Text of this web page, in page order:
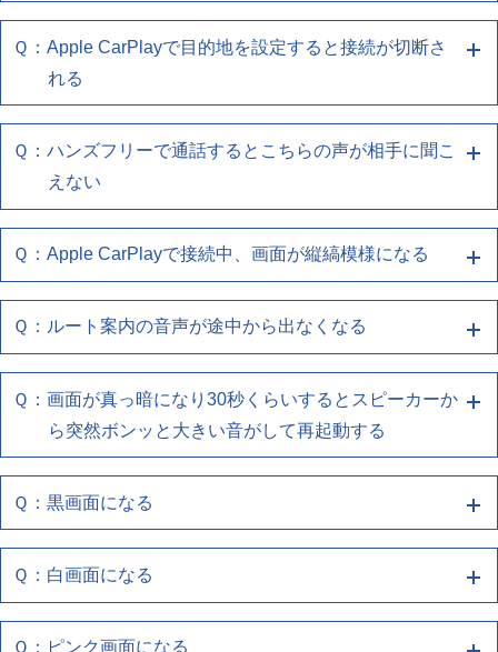
を再度登録しなおしてください
・複数の機器登録をしている場合、切り替わっていな
いか確認してください
認ください
(無線でお使いのお客様)
・iPhoneのCarPlay設定で、ナビゲーションとの接続
を再度登録しなおしてください
・複数の機器登録をしている場合、切り替わっていな
いか確認してください
・使用しているケーブルがスマートフォン同梱品、も
しくはUSB認証取得済み品であるか確認してくださ
い
・Wi-FiやBluetoothが本機と接続されているかをご確
認ください
(無線でお使いのお客様)
・iPhoneのCarPlay設定で、ナビゲーションとの接続
を再度登録しなおしてください
・複数の機器登録をしている場合、切り替わっていな
いか確認してください
・お使いのスマートフォンの再起動をしてください
・使用しているケーブルがスマートフォン同梱品、も
しくはUSB認証取得済み品であるか確認してくださ
い
(有線でお使いのお客様)
・Wi-FiやBluetoothが本機と接続されているかをご確
認ください
(無線でお使いのお客様)
・iPhoneのCarPlay設定で、ナビゲーションとの接続
を再度登録しなおしてください
・複数の機器登録をしている場合、切り替わっていな
いか確認してください
試しください
下記の確認をお願いします
・お使いのスマートフォンの再起動をしてください
・お使いのUSBケーブルがスマートフォンとUSBポ
しくはUSB認証取得済み品であるか確認してくださ
い
(有線でお使いのお客様)
・Wi-FiやBluetoothが本機と接続されているかをご確
認ください
(無線でお使いのお客様)
・iPhoneのCarPlay設定で、ナビゲーションとの接続
を再度登録しなおしてください
・複数の機器登録をしている場合、切り替わっていな
いか確認してください
Ａ４ ナビゲーションを再起動してください
症状の場合は、販売店へご相談ください
Ｑ：Apple CarPlayで目的地を設定すると接続が切断さ
れる
Ａ１ 端末との再接続、端末/ナビの再起動をお
試しください
・お使いのスマートフォンの再起動をしてください
・お使いのUSBケーブルがスマートフォンとUSBポ
・使用しているケーブルがスマートフォン同梱品、も
しくはUSB認証取得済み品であるか確認してくださ
い
(有線でお使いのお客様)
・Wi-FiやBluetoothが本機と接続されているかをご確
認ください
(無線でお使いのお客様)
を再度登録しなおしてください
Ｑ：ハンズフリーで通話するとこちらの声が相手に聞こ
えない
Ａ６ Bluetooth接続の確認、再接続、再設定を
お試しください
取扱説明書の「故障かな!?｣の「Bluetooth」の欄を参
照ください
Ｑ：Apple CarPlayで接続中、画面が縦縞模様になる
Ａ１ 端末との再接続、端末/ナビの再起動をお
試しください
下記の確認をお願いします
・お使いのスマートフォンの再起動をしてください
・使用しているケーブルがスマートフォン同梱品、も
しくはUSB認証取得済み品であるか確認してくださ
Ｑ：ルート案内の音声が途中から出なくなる
Ａ４ ナビゲーションを再起動してください
症状の場合は、販売店へご相談ください
Ｑ：画面が真っ暗になり30秒くらいするとスピーカーか
ら突然ボンッと大きい音がして再起動する
Ａ４ ナビゲーションを再起動してください
エンジン(ACC)を切ってから再度起動させても同様の
症状の場合は、販売店へご相談ください
Ｑ：黒画面になる
Ａ１ 端末との再接続、端末/ナビの再起動をお
試しください
Ｑ：白画面になる
Ｑ：ピンク画面になる